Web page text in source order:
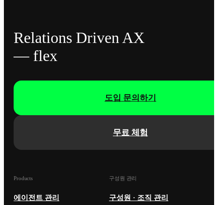
Relations Driven AX
— flex
무료 체험
도입 문의하기
Products
에이전트 관리
구성원 관리
구성원 · 조직 관리